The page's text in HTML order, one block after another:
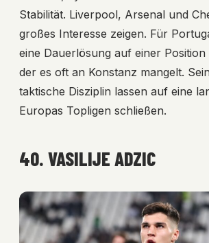
Stabilität. Liverpool, Arsenal und
großes Interesse zeigen. Für
eine Dauerlösung auf einer
der es oft an Konstanz mangelt.
taktische Disziplin lassen auf eine
Europas Topligen schließen.
40. VASILIJE ADZIC